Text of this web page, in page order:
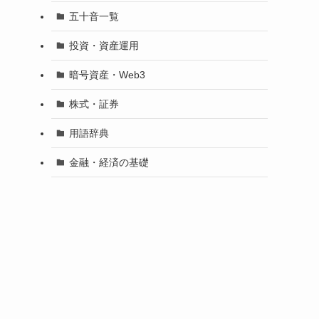
五十音一覧
投資・資産運用
暗号資産・Web3
株式・証券
用語辞典
金融・経済の基礎